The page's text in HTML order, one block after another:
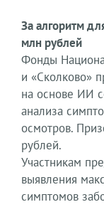
За алгоритм
млн рублей
Фонды
и «Сколково»
на основе ИИ
анализа
осмотров.
рублей.
Участникам
выявления
симптомов